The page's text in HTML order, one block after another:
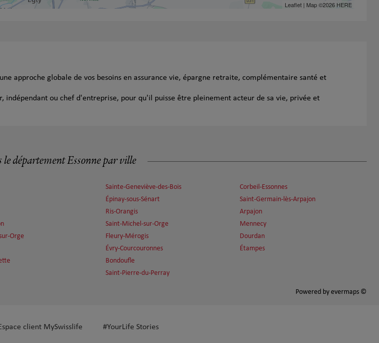
Leaflet| Map ©2026 HERE
approche globale de vos besoins en assurance vie, épargne retraite, complémentaire santé et
indépendant ou chef d'entreprise, pour qu'il puisse être pleinement acteur de sa vie, privée et
le département Essonne par ville
Orge
Sainte-Geneviève-des-Bois
Épinay-sous-Sénart
Ris-Orangis
Saint-Michel-sur-Orge
Fleury-Mérogis
Évry-Courcouronnes
Bondoufle
Saint-Pierre-du-Perray
Corbeil-Essonnes
Saint-Germain-lès-Arpajon
Arpajon
Mennecy
Dourdan
Étampes
Powered by evermaps ©
client MySwisslife #YourLife Stories